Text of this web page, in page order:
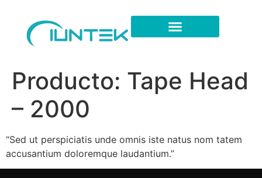
Producto: Tape Head
– 2000
“Sed ut perspiciatis unde omnis iste natus nom tatem
accusantium doloremque laudantium.”